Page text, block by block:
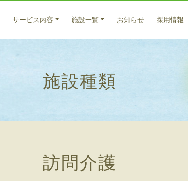
ごあいさつ
サービス内容
サ
施設一覧
特別養護老人ホーム サンバードナーシングホーム
グループホーム うらら
グループホーム 北畝
グループホーム 大福
お知らせ 採用情報
施設種類
訪問介護